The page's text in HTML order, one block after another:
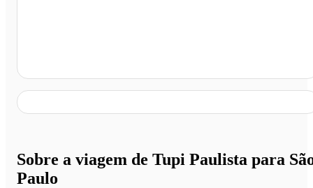
Sobre a viagem de Tupi Paulista para
Paulo